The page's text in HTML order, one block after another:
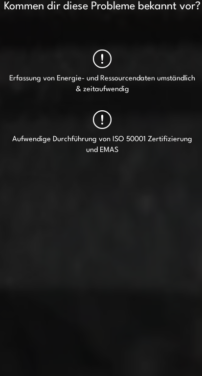
Kommen dir diese Probleme bekannt vor?
Erfassung von Energie- und Ressourcendaten umständlich
& zeitaufwendig
Aufwendige Durchführung von ISO 50001 Zertifizierung
und EMAS